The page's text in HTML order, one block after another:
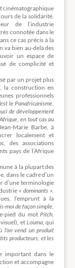
cinématographique
de la solidarité.
de l’industrie
connotée dans le
ce cas précis à la
va bien au-delà des
un espace de
de complicité et
par un projet plus
la construction en
professionnels
le Panafricanisme,
de développement
en tout cas au
Marie Barbe, à
localement et
, des associations
pays de l’Afrique
à la plupart des
dans le cadre d’un
d’une terminologie
«dominants ».
l’emprunt à la
moi de façon simple,
pied du mot Pitch
et Louma, qui
l’on vend un produit
producteurs, et les
important dans le
et accompagne